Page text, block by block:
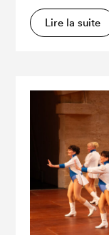
Lire la suite